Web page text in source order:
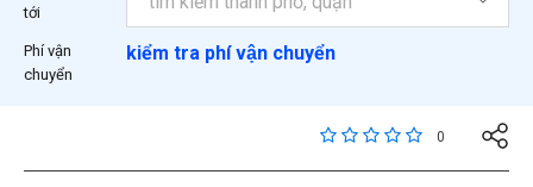
tới
Phí vận
chuyển
kiểm tra phí vận chuyển
4,2 trên đánh giá của
0